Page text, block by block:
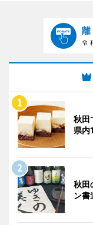
秋田
県内
秋田
ン書